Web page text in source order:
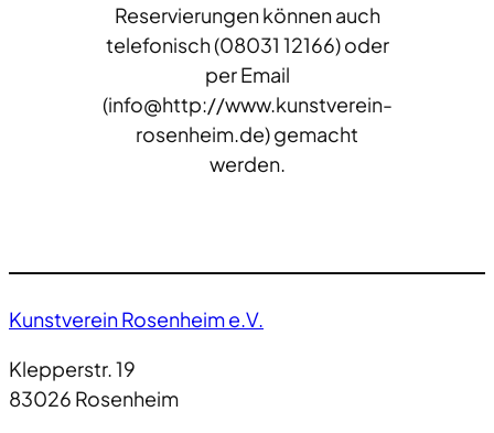
Reservierungen können auch
telefonisch (08031 12166) oder
per Email
(info@http://www.kunstverein-
rosenheim.de) gemacht
werden.
Kunstverein Rosenheim e.V.
Klepperstr. 19
83026 Rosenheim